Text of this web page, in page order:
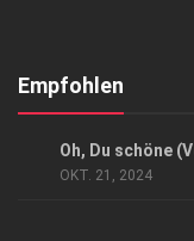
Kontakt, Impressum
Empfohlen
Oh, Du schöne
OKT. 21, 2024